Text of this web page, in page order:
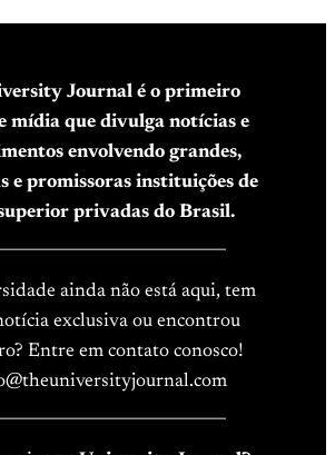
Journal é o primeiro
mídia que divulga notícias e
envolvendo grandes,
e promissoras instituições de
privadas do Brasil.
ainda não está aqui, tem
exclusiva ou encontrou
Entre em contato conosco!